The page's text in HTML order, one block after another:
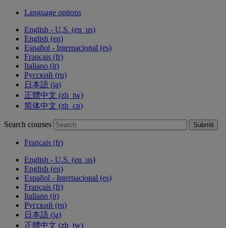
Language options
English - U.S. ‎(en_us)‎
English ‎(en)‎
Español - Internacional ‎(es)‎
Français ‎(fr)‎
Italiano ‎(it)‎
Русский ‎(ru)‎
日本語 ‎(ja)‎
正體中文 ‎(zh_tw)‎
简体中文 ‎(zh_cn)‎
Search courses Submit
Français ‎(fr)‎
English - U.S. ‎(en_us)‎
English ‎(en)‎
Español - Internacional ‎(es)‎
Français ‎(fr)‎
Italiano ‎(it)‎
Русский ‎(ru)‎
日本語 ‎(ja)‎
正體中文 ‎(zh_tw)‎